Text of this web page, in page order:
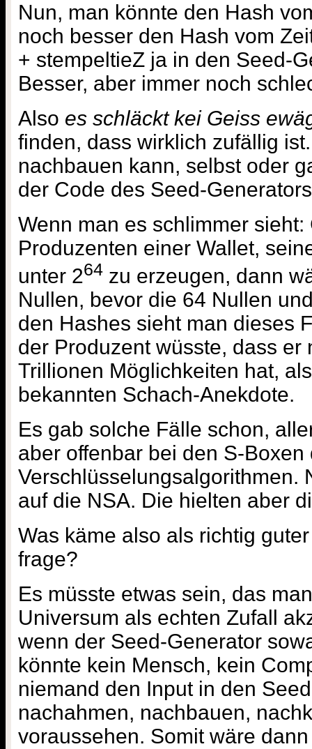
Nun, man könnte den Hash
noch besser den Hash vom
+ stempeltieZ ja in den Seed-
Besser, aber immer noch
Also es schläckt kei Geiss
finden, dass wirklich zufällig
nachbauen kann, selbst oder
der Code des Seed-
Wenn man es schlimmer
Produzenten einer Wallet,
unter 264 zu erzeugen, dann
Nullen, bevor die 64 Nullen
den Hashes sieht man dieses
der Produzent wüsste, dass er
Trillionen Möglichkeiten hat,
bekannten Schach-Anekdote.
Es gab solche Fälle schon,
aber offenbar bei den S-Boxen
Verschlüsselungsalgorithmen.
auf die NSA. Die hielten aber
Was käme also als richtig
frage?
Es müsste etwas sein, das
Universum als echten Zufall
wenn der Seed-Generator
könnte kein Mensch, kein
niemand den Input in den
nachahmen, nachbauen,
voraussehen. Somit wäre